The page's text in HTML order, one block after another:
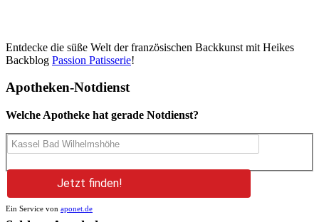
Entdecke die süße Welt der französischen Backkunst mit Heikes
Backblog Passion Patisserie!
Apotheken-Notdienst
Welche Apotheke hat gerade Notdienst?
Jetzt finden!
Ein Service von aponet.de